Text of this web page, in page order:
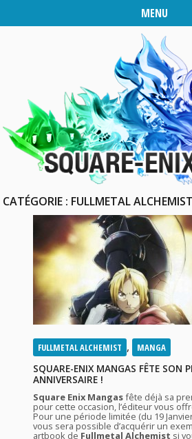
MENU
CATÉGORIE : FULLMETAL ALCHEMIST
FULLMETAL ALCHEMIST , MANGA
SQUARE-ENIX MANGAS FÊTE SON
ANNIVERSAIRE !
Square Enix Mangasfête déjà sa
pour cette occasion, l’éditeur vous
Pour une période limitée (du 19
vous sera possible d’acquérir un
artbook de Fullmetal Alchemist si